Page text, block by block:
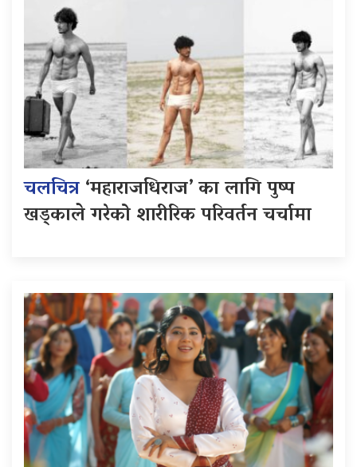
चलचित्र‘महाराजधिराज’ का लागि पुष्प
खड्काले गरेको शारीरिक परिवर्तन चर्चामा